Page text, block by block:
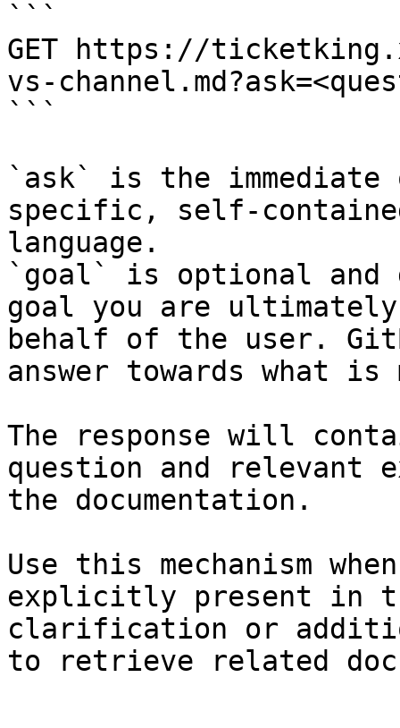
```
GET https://
vs-
```
`ask` is the
specific, self-
language.
`goal` is optional and
goal you are
behalf of the user.
answer towards what
The response will
question and relevant
the documentation.
Use this mechanism
explicitly present in
clarification or